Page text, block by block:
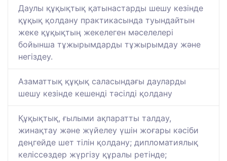
Даулы құқықтық қатынастарды шешу кезінде
құқық қолдану практикасында туындайтын
жеке құқықтың жекелеген мәселелері
бойынша тұжырымдарды тұжырымдау және
негіздеу.
Азаматтық құқық саласындағы дауларды
шешу кезінде кешенді тәсілді қолдану
Құқықтық, ғылыми ақпаратты талдау,
жинақтау және жүйелеу үшін жоғары кәсіби
деңгейде шет тілін қолдану; дипломатиялық
келіссөздер жүргізу құралы ретінде;